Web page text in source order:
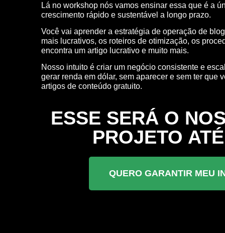
Lá no workshop nós vamos ensinar essa que é a
crescimento rápido e sustentável a longo prazo.
Você vai aprender a estratégia de operação de
mais lucrativos, os roteiros de otimização, os
encontra um artigo lucrativo e muito mais.
Nosso intuito é criar um negócio consistente e
gerar renda em dólar, sem aparecer e sem ter que
artigos de conteúdo gratuito.
ESSE SERÁ O
PROJETO
QUERO GARANTIR MEU